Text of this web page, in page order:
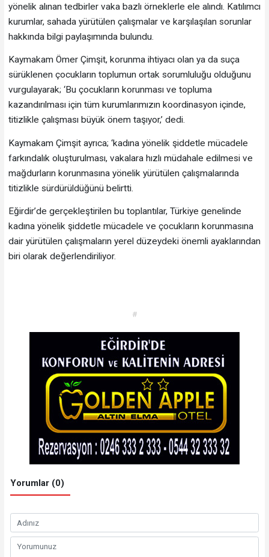
yönelik alınan tedbirler vaka bazlı örneklerle ele alındı. Katılımcı
kurumlar, sahada yürütülen çalışmalar ve karşılaşılan sorunlar
hakkında bilgi paylaşımında bulundu.
Kaymakam Ömer Çimşit, korunma ihtiyacı olan ya da suça
sürüklenen çocukların toplumun ortak sorumluluğu olduğunu
vurgulayarak; ‘Bu çocukların korunması ve topluma
kazandırılması için tüm kurumlarımızın koordinasyon içinde,
titizlikle çalışması büyük önem taşıyor,’ dedi.
Kaymakam Çimşit ayrıca; ‘kadına yönelik şiddetle mücadele
farkındalık oluşturulması, vakalara hızlı müdahale edilmesi ve
mağdurların korunmasına yönelik yürütülen çalışmalarında
titizlikle sürdürüldüğünü belirtti.
Eğirdir’de gerçekleştirilen bu toplantılar, Türkiye genelinde
kadına yönelik şiddetle mücadele ve çocukların korunmasına
dair yürütülen çalışmaların yerel düzeydeki önemli ayaklarından
biri olarak değerlendiriliyor.
#
Yorumlar (0)